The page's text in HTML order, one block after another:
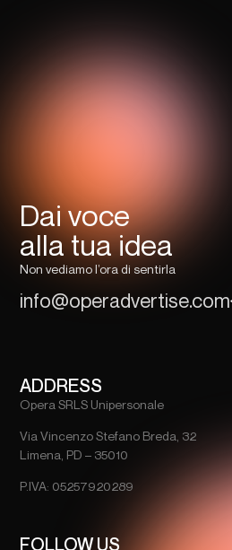
Dai voce
alla tua idea
Non vediamo l’ora di sentirla
info@operadvertise.com
ADDRESS
Opera SRLS Unipersonale
Via Vincenzo Stefano Breda, 32
Limena, PD – 35010
P.IVA: 05257920289
FOLLOW US